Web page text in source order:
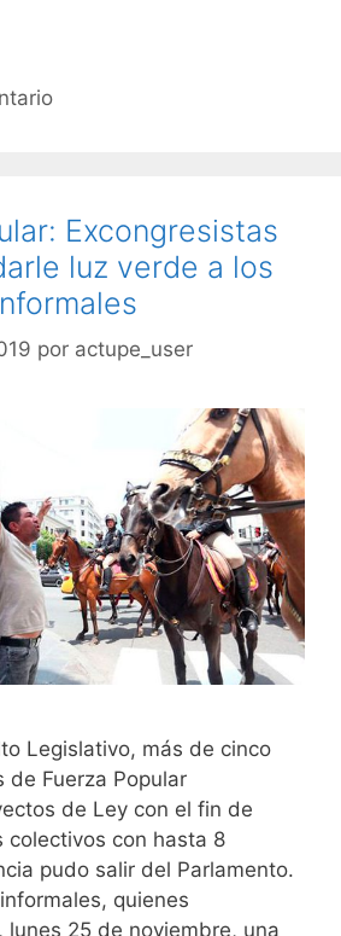
Excongresistas
luz verde a los
por actupe_user
Legislativo, más de cinco
de Fuerza Popular
de Ley con el fin de
colectivos con hasta 8
pudo salir del Parlamento.
quienes
lunes 25 de noviembre, una